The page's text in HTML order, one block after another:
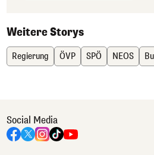
Weitere Storys
Regierung ÖVP SPÖ NEOS
Social Media